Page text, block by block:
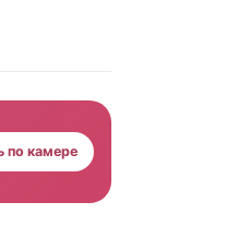
по камере